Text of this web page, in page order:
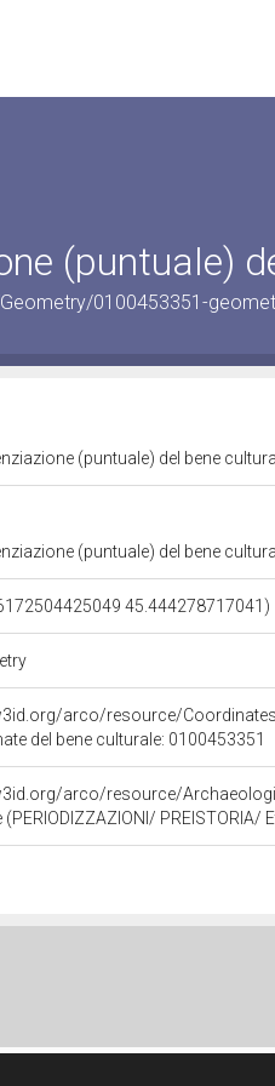
(puntuale)
0100453351-
(puntuale) del bene
(puntuale) del bene
45.444278717041)
arco/resource/
del bene culturale: 0100453351
arco/resource/
(PERIODIZZAZIONI/ PREISTORIA/